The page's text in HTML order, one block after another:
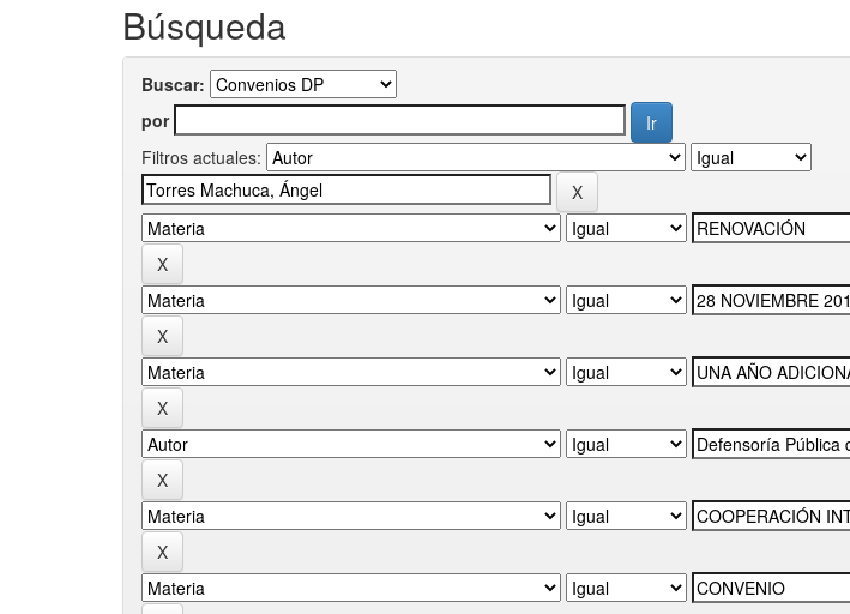
Búsqueda
Buscar:
por
Filtros actuales: